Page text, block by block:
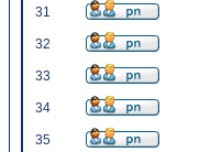
31
32
33
34
35